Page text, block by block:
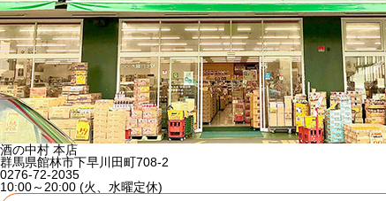
酒の中村 本店
群馬県館林市下早川田町708-2
0276-72-2035
10:00～20:00 (火、水曜定休)